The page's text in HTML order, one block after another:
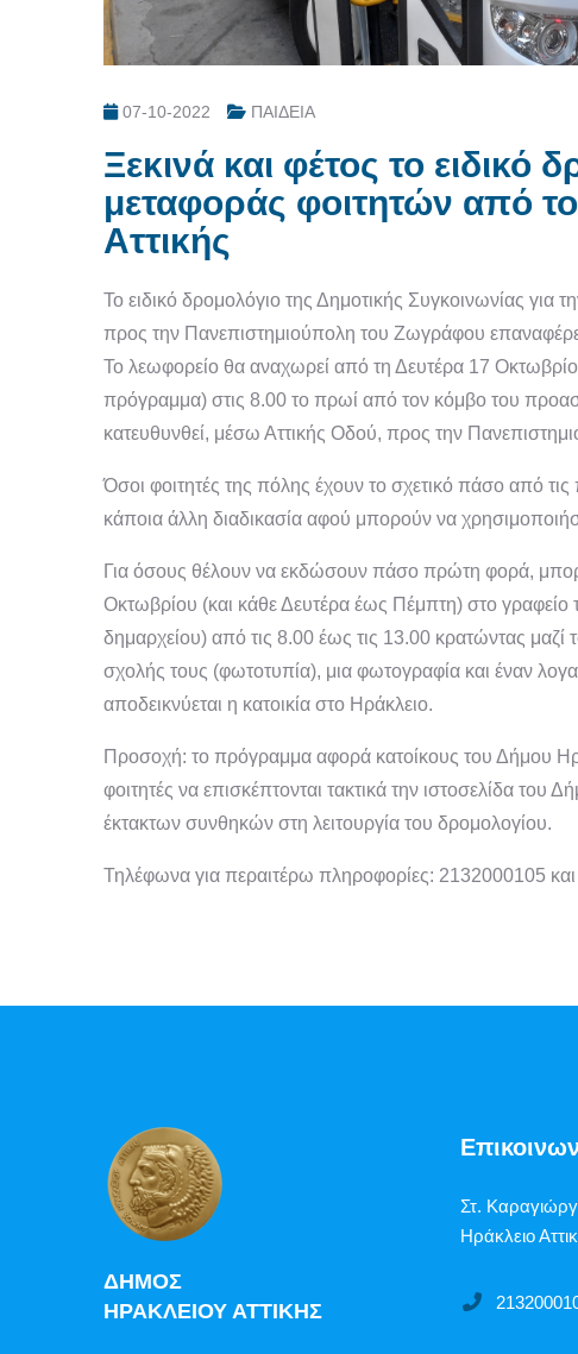
07-10-2022 ΠΑΙΔΕΙΑ
Ξεκινά και φέτος το ειδικό
μεταφοράς φοιτητών από
Αττικής
Το ειδικό δρομολόγιο της Δημοτικής Συγκοινωνίας για
προς την Πανεπιστημιούπολη του Ζωγράφου
Το λεωφορείο θα αναχωρεί από τη Δευτέρα 17
πρόγραμμα) στις 8.00 το πρωί από τον κόμβο του
κατευθυνθεί, μέσω Αττικής Οδού, προς την
Όσοι φοιτητές της πόλης έχουν το σχετικό πάσο από τις
κάποια άλλη διαδικασία αφού μπορούν να
Για όσους θέλουν να εκδώσουν πάσο πρώτη φορά,
Οκτωβρίου (και κάθε Δευτέρα έως Πέμπτη) στο
δημαρχείου) από τις 8.00 έως τις 13.00 κρατώντας μαζί
σχολής τους (φωτοτυπία), μια φωτογραφία και έναν
αποδεικνύεται η κατοικία στο Ηράκλειο.
Προσοχή: το πρόγραμμα αφορά κατοίκους του Δήμου
φοιτητές να επισκέπτονται τακτικά την ιστοσελίδα
έκτακτων συνθηκών στη λειτουργία του δρομολογίου.
Τηλέφωνα για περαιτέρω πληροφορίες: 2132000105
ΔΗΜΟΣ
ΗΡΑΚΛΕΙΟΥ ΑΤΤΙΚΗΣ
Στ.
Ηράκλειο